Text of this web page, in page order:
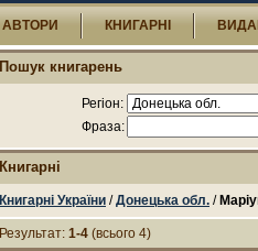
АВТОРИ КНИГАРНІ
Пошук книгарень
Регіон:
Фраза:
Книгарні
Книгарні України /Донецька обл. /
Результат: 1-4 (всього 4)